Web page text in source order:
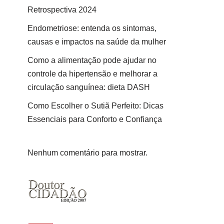
Retrospectiva 2024
Endometriose: entenda os sintomas,
causas e impactos na saúde da mulher
Como a alimentação pode ajudar no
controle da hipertensão e melhorar a
circulação sanguínea: dieta DASH
Como Escolher o Sutiã Perfeito: Dicas
Essenciais para Conforto e Confiança
Nenhum comentário para mostrar.